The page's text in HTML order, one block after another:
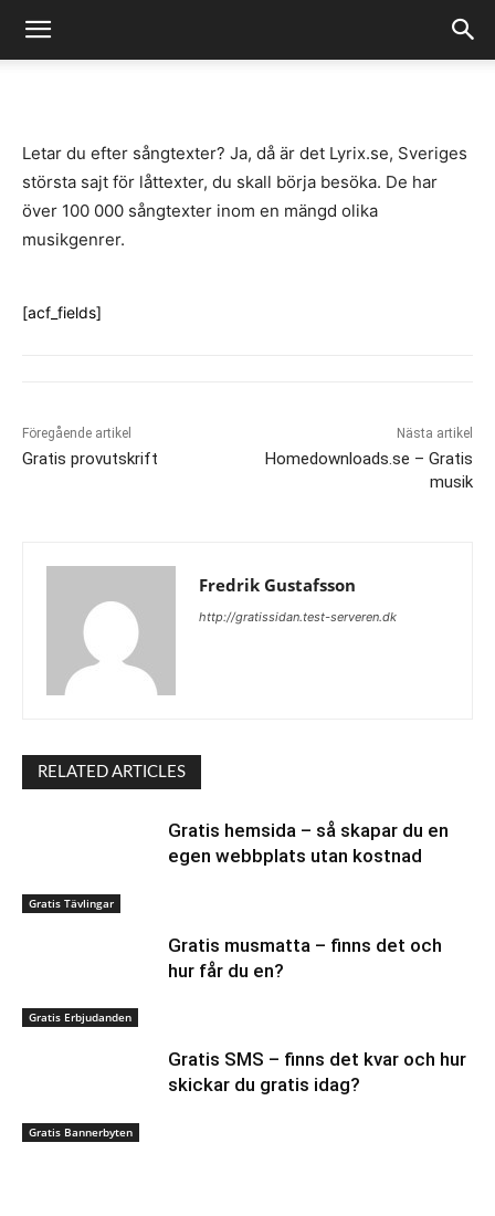
Letar du efter sångtexter? Ja, då är det Lyrix.se, Sveriges
största sajt för låttexter, du skall börja besöka. De har
över 100 000 sångtexter inom en mängd olika
musikgenrer.
[acf_fields]
Föregående artikel
Gratis provutskrift
Nästa artikel
Homedownloads.se – Gratis
musik
Fredrik Gustafsson
http://gratissidan.test-serveren.dk
RELATED ARTICLES
Gratis Tävlingar
Gratis hemsida – så skapar du en
egen webbplats utan kostnad
Gratis Erbjudanden
Gratis musmatta – finns det och
hur får du en?
Gratis Bannerbyten
Gratis SMS – finns det kvar och hur
skickar du gratis idag?